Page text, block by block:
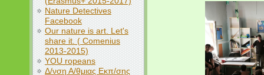
Nature Detectives
Facebook
Our nature is art. Let's
share it. ( Comenius
2013-2015)
YOU ropeans
Δ/νση Α/θμιας Εκπ/σης